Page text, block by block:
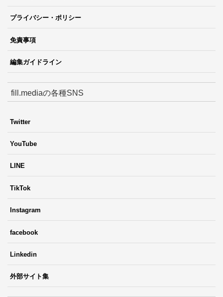
プライバシー・ポリシー
免責事項
編集ガイドライン
fill.mediaの各種SNS
Twitter
YouTube
LINE
TikTok
Instagram
facebook
Linkedin
外部サイト集